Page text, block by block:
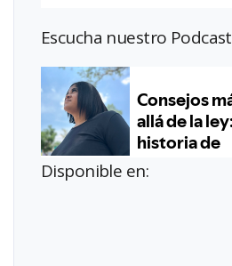
Escucha nuestro Podcast
Disponible en: